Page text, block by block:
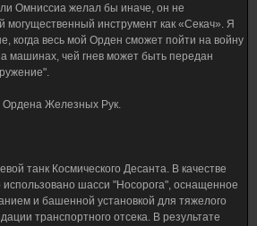
Омниссиа желал бы иначе, он не
могущественный инструмент как «Секач». Я
когда весь мой Орден сможет пойти на войну
машинах, чей гнев может быть передан
Ордена Железных Рук.
танк Космического Десанта. В качестве
шасси "Носорога", оснащенное
и башенной установкой для тяжелого
транспортного отсека. В результате